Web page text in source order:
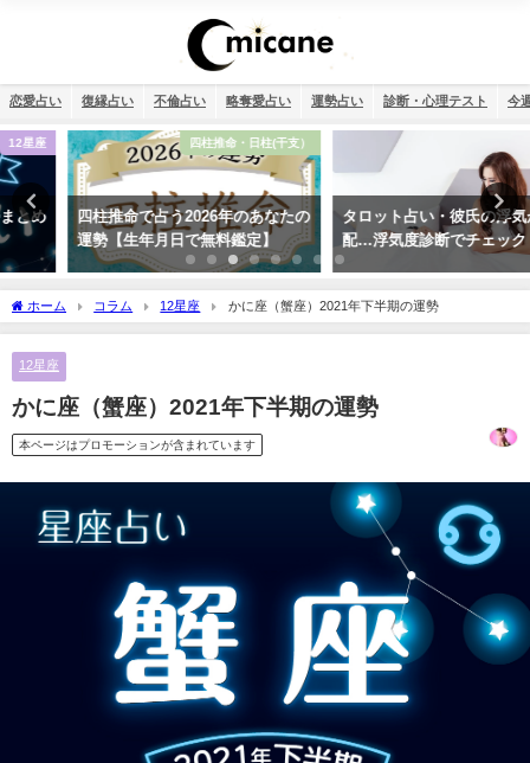
恋愛占い 復縁占い 不倫占い 略奪愛占い 運勢占い 診断・心理テスト 今
四柱推命・日柱(干支）
四柱推命で占う2026年のあなたの
運勢【生年月日で無料鑑定】
タロット占い・彼氏の浮気が心
配…浮気度診断でチェック！
ホーム コラム 12星座 かに座（蟹座）2021年下半期の運勢
12星座
かに座（蟹座）2021年下半期の運勢
本ページはプロモーションが含まれています